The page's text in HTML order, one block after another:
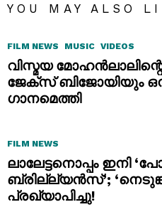
YOU MAY ALSO
FILM NEWS MUSIC VIDEOS
വിസ്മയ
ജേക്സ് ബിജോയിയും
ഗാനമെത്തി
FILM NEWS
ലാലേട്ടനൊപ്പം ഇനി
ബ്രില്ല്യൻസ്’;
പ്രഖ്യാപിച്ചു!